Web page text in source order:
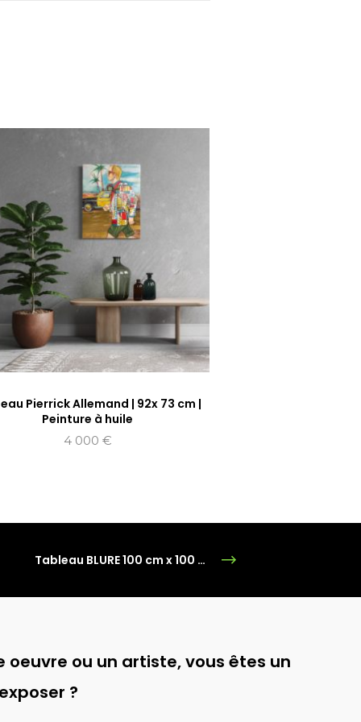
Pierrick Allemand | 92x 73 cm |
Peinture à huile
4 000 €
Tableau BLURE 100 cm x 100 cm | TECHNIQUE MIXTE
oeuvre ou un artiste, vous êtes un
?